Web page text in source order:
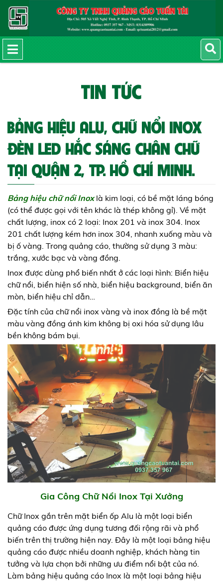
TIN TỨC
BẢNG HIỆU ALU, CHỮ NỔI INOX
ĐÈN LED HẮC SÁNG CHÂN CHỮ
TẠI QUẬN 2, TP. HỒ CHÍ MINH.
Bảng hiệu chữ nổi Inoxlà kim loại, có bề mặt láng bóng
(có thể được gọi với tên khác là thép không gỉ). Về mặt
chất lượng, inox có 2 loại: Inox 201 và inox 304. Inox
201 chất lượng kém hơn inox 304, nhanh xuống màu và
bị ố vàng. Trong quảng cáo, thường sử dụng 3 màu:
trắng, xước bạc và vàng đồng.
Inox được dùng phổ biến nhất ở các loại hình: Biển hiệu
chữ nổi, biển hiện số nhà, biển hiệu background, biển ăn
mòn, biển hiệu chỉ dẫn…
Đặc tính của chữ nổi inox vàng và inox đồng là bề mặt
màu vàng đồng ánh kim không bị oxi hóa sử dụng lâu
bền không bám bụi.
Gia Công Chữ Nổi Inox Tại Xưởng
Chữ Inox gắn trên mặt biển ốp Alu là một loại biển
quảng cáo được ứng dụng tương đối rộng rãi và phổ
biến trên thị trường hiện nay. Đây là một loại bảng hiệu
quảng cáo được nhiều doanh nghiệp, khách hàng tin
tưởng và lựa chọn bởi những ưu điểm nổi bật của nó.
Làm bảng hiệu quảng cáo Inox là một loại bảng hiệu